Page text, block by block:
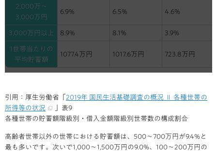
2,000万～
3,000万円
6.9% 6.5% 4.6%
3,000万円以上 8.9% 8.1% 3.9%
1世帯当たりの
平均貯蓄額
1077.4万円 1017.6万円 723.8万円
引用：厚生労働省「 2019年 国民生活基礎調査の概況 Ⅱ 各種世帯の
所得等の状況
」表9
各種世帯の貯蓄額階級別・借入金額階級別世帯数の構成割合
高齢者世帯以外の世帯における貯蓄額は、500～700万円が9.4%と
最も多いです。次いで1,000～1,500万円の9.0%、100～200万円の